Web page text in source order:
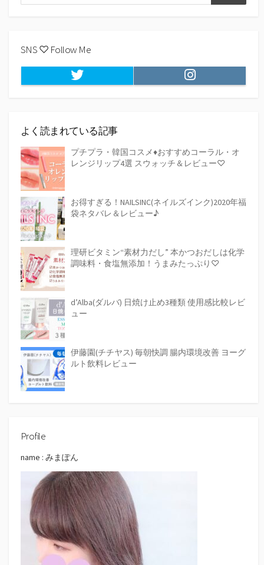
索
SNS ♡ Follow Me
Twitter Instagram
よく読まれている記事
プチプラ・韓国コスメ♦おすすめコーラル・オ
レンジリップ4選 スウォッチ＆レビュー♡
お得すぎる！NAILSINC(ネイルズインク)2020年福
袋ネタバレ＆レビュー♪
理研ビタミン“素材力だし” 本かつおだしは化学
調味料・食塩無添加！うまみたっぷり♡
d’Alba(ダルバ) 日焼け止め3種類 使用感比較レビ
ュー
伊藤園(チチヤス) 毎朝快調 腸内環境改善 ヨーグ
ルト飲料レビュー
Profile
name : みまぽん